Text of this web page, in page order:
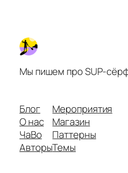
Мы пишем про SUP-
Блог
О нас
ЧаВо
Авторы
Мероприятия
Магазин
Паттерны
Темы